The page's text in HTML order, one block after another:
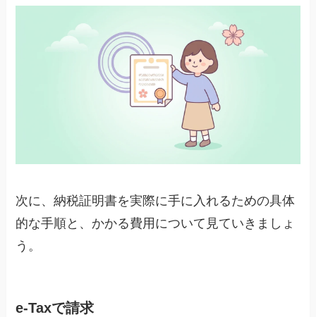
次に、納税証明書を実際に手に入れるための具体
的な手順と、かかる費用について見ていきましょ
う。
e-Taxで請求